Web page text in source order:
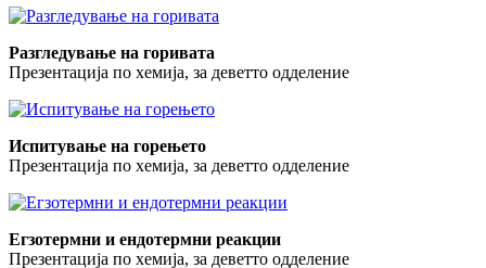
Разгледување на горивата
Презентација по хемија, за деветто одделение
Испитување на горењето
Презентација по хемија, за деветто одделение
Егзотермни и ендотермни реакции
Презентација по хемија, за деветто одделение